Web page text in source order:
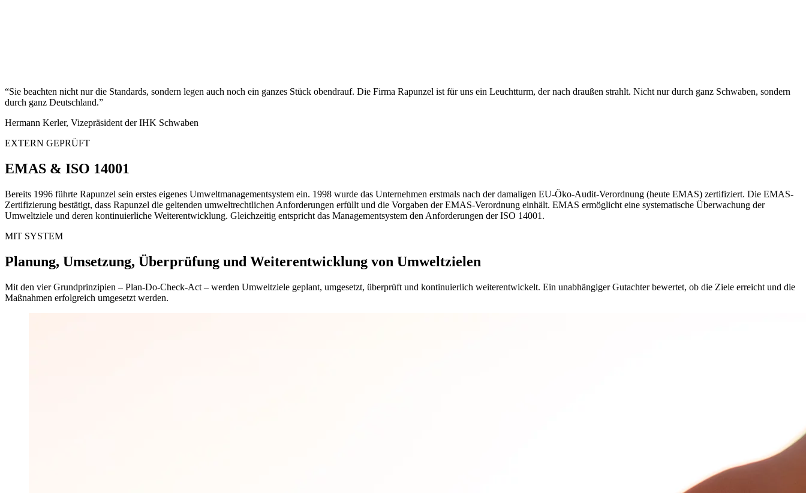
“Sie beachten nicht nur die Standards, sondern legen auch noch ein ganzes Stück obendrauf. Die Firma Rapunzel ist für uns ein Leuchtturm, der nach draußen strahlt. Nicht nur durch ganz Schwaben, sondern
durch ganz Deutschland.”
Hermann Kerler, Vizepräsident der IHK Schwaben
EXTERN GEPRÜFT
EMAS & ISO 14001
Bereits 1996 führte Rapunzel sein erstes eigenes Umweltmanagementsystem ein. 1998 wurde das Unternehmen erstmals nach der damaligen EU-Öko-Audit-Verordnung (heute EMAS) zertifiziert. Die EMAS-
Zertifizierung bestätigt, dass Rapunzel die geltenden umweltrechtlichen Anforderungen erfüllt und die Vorgaben der EMAS-Verordnung einhält. EMAS ermöglicht eine systematische Überwachung der
Umweltziele und deren kontinuierliche Weiterentwicklung. Gleichzeitig entspricht das Managementsystem den Anforderungen der ISO 14001.
MIT SYSTEM
Planung, Umsetzung, Überprüfung und Weiterentwicklung von Umweltzielen
Mit den vier Grundprinzipien – Plan-Do-Check-Act – werden Umweltziele geplant, umgesetzt, überprüft und kontinuierlich weiterentwickelt. Ein unabhängiger Gutachter bewertet, ob die Ziele erreicht und die
Maßnahmen erfolgreich umgesetzt werden.